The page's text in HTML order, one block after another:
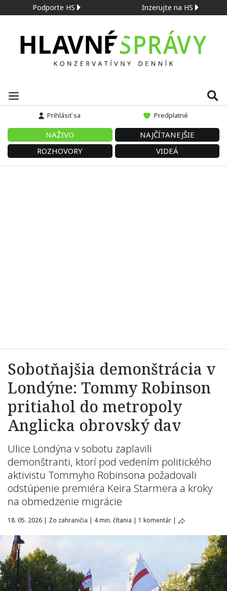
Podporte HS Inzerujte na HS
Prihlásiť sa Predplatné
NAŽIVO
NAJČÍTANEJŠIE
ROZHOVORY
VIDEÁ
Sobotňajšia demonštrácia v
Londýne: Tommy Robinson
pritiahol do metropoly
Anglicka obrovský dav
Ulice Londýna v sobotu zaplavili
demonštranti, ktorí pod vedením politického
aktivistu Tommyho Robinsona požadovali
odstúpenie premiéra Keira Starmera a kroky
na obmedzenie migrácie
18. 05. 2026 | Zo zahraničia | 4 min. čítania | 1 komentár |